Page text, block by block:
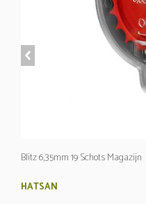
Blitz 6,35mm 19 Schots Magazijn
HATSAN